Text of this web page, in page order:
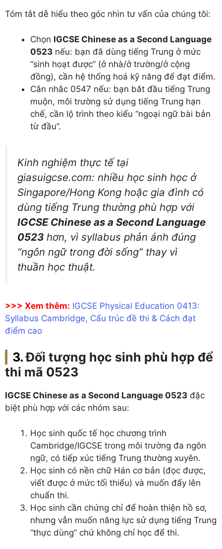
Tóm tắt dễ hiểu theo góc nhìn tư vấn của chúng tôi:
Chọn IGCSE Chinese as a Second Language
0523 nếu: bạn đã dùng tiếng Trung ở mức
“sinh hoạt được” (ở nhà/ở trường/ở cộng
đồng), cần hệ thống hoá kỹ năng để đạt điểm.
Cân nhắc 0547 nếu: bạn bắt đầu tiếng Trung
muộn, môi trường sử dụng tiếng Trung hạn
chế, cần lộ trình theo kiểu “ngoại ngữ bài bản
từ đầu”.
Kinh nghiệm thực tế tại
giasuigcse.com: nhiều học sinh học ở
Singapore/Hong Kong hoặc gia đình có
dùng tiếng Trung thường phù hợp với
IGCSE Chinese as a Second Language
0523 hơn, vì syllabus phản ánh đúng
“ngôn ngữ trong đời sống” thay vì
thuần học thuật.
>>> Xem thêm: IGCSE Physical Education 0413:
Syllabus Cambridge, Cấu trúc đề thi & Cách đạt
điểm cao
Đối tượng học sinh phù hợp để
thi mã 0523
IGCSE Chinese as a Second Language 0523 đặc
biệt phù hợp với các nhóm sau:
Học sinh quốc tế học chương trình
Cambridge/IGCSE trong môi trường đa ngôn
ngữ, có tiếp xúc tiếng Trung thường xuyên.
Học sinh có nền chữ Hán cơ bản (đọc được,
viết được ở mức tối thiểu) và muốn đẩy lên
chuẩn thi.
Học sinh cần chứng chỉ để hoàn thiện hồ sơ,
nhưng vẫn muốn năng lực sử dụng tiếng Trung
“thực dùng” chứ không chỉ học để thi.